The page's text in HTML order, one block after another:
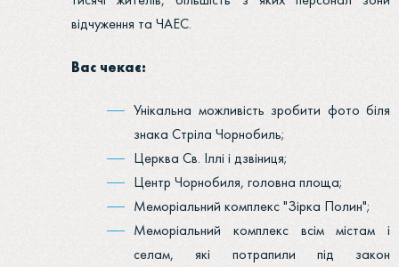
відчуження та ЧАЕС.
Вас чекає:
Унікальна можливість зробити фото біля
знака Стріла Чорнобиль;
Церква Св. Іллі і дзвіниця;
Центр Чорнобиля, головна площа;
Меморіальний комплекс "Зірка Полин";
Меморіальний комплекс всім містам і
селам, які потрапили під закон